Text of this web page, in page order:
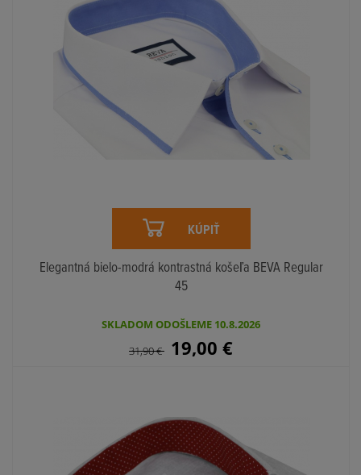
KÚPIŤ
Elegantná bielo-modrá kontrastná košeľa BEVA Regular
45
SKLADOM ODOŠLEME 10.8.2026
31,90€ 19,00 €